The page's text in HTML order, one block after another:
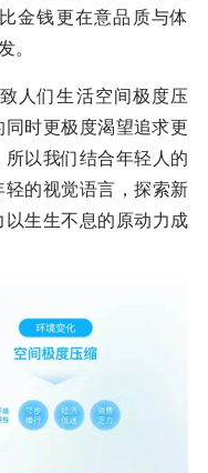
金钱更在意品质与体
。
人们生活空间极度压
时更极度渴望追求更
以我们结合年轻人的
的视觉语言，探索新
生生不息的原动力成